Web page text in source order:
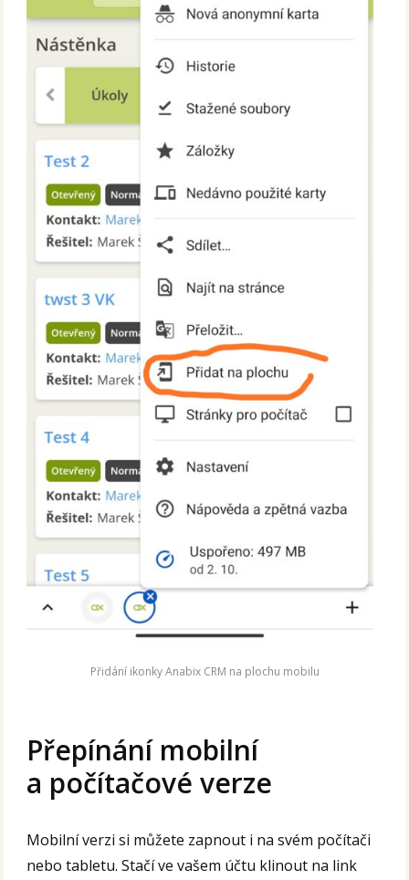
Přidání ikonky Anabix CRM na plochu mobilu
Přepínání mobilní
a počítačové verze
Mobilní verzi si můžete zapnout i na svém počítači
nebo tabletu. Stačí ve vašem účtu klinout na link